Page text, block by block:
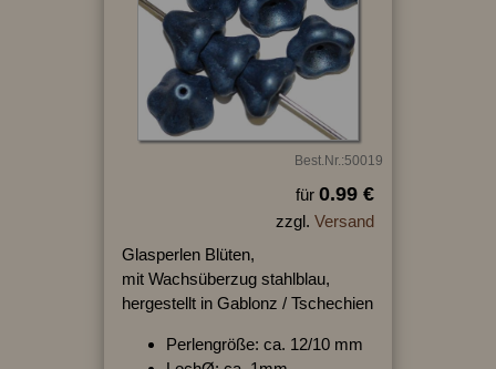
Best.Nr.:50019
für 0.99 €
zzgl. Versand
Glasperlen Blüten,
mit Wachsüberzug stahlblau,
hergestellt in Gablonz / Tschechien
Perlengröße: ca. 12/10 mm